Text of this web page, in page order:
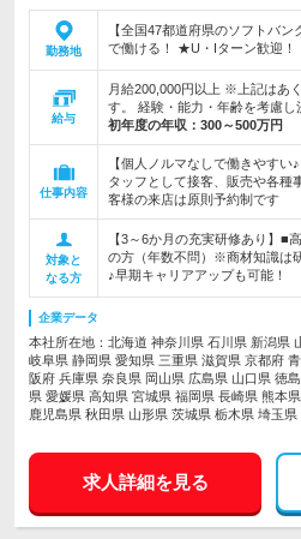
勤務地
【全国47都道府県のソフトバ
で働ける！ ★U・Iターン歓迎！
給与
月給200,000円以上 ※上記はあ
す。 経験・能力・年齢を考慮し
初年度の年収： 300～500万円
仕事内容
【個人ノルマなしで働きやすい
タッフとして接客、販売や各
客様の来店は原則予約制です
対象と
なる方
【3～6か月の充実研修あり】■
の方（年数不問）※商材知識は
♪早期キャリアアップも可能！
企業データ
本社所在地：北海道 神奈川県 石川県 新潟県
岐阜県 静岡県 愛知県 三重県 滋賀県 京都府
阪府 兵庫県 奈良県 岡山県 広島県 山口県 徳島
県 愛媛県 高知県 宮城県 福岡県 長崎県 熊本
鹿児島県 秋田県 山形県 茨城県 栃木県 埼玉県
求人詳細を見る